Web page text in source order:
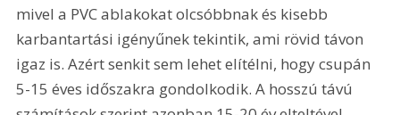
mivel a PVC ablakokat olcsóbbnak és kisebb
karbantartási igényűnek tekintik, ami rövid távon
igaz is. Azért senkit sem lehet elítélni, hogy csupán
5-15 éves időszakra gondolkodik. A hosszú távú